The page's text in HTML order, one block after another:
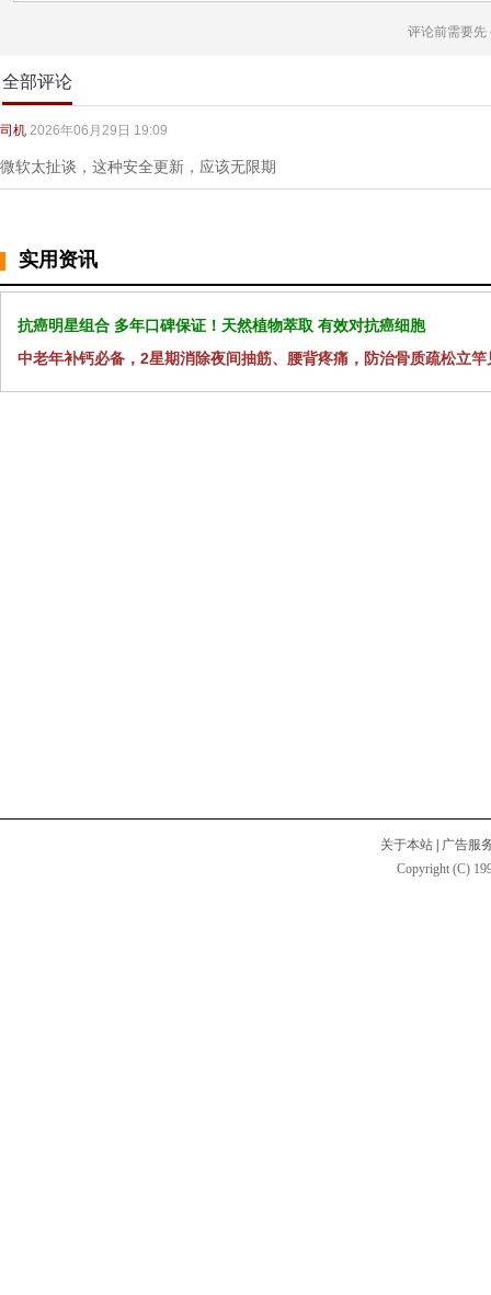
评论前需要先
全部评论
司机 2026年06月29日 19:09
微软太扯谈，这种安全更新，应该无限期
实用资讯
抗癌明星组合 多年口碑保证！天然植物萃取 有效对抗癌细胞
中老年补钙必备，2星期消除夜间抽筋、腰背疼痛，防治骨质疏松立竿
关于本站
广告服
Copyright (C)